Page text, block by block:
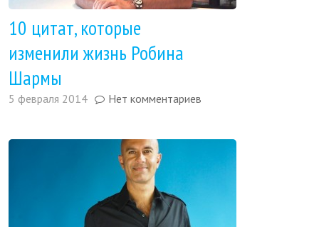
10 цитат, которые
изменили жизнь Робина
Шармы
5 февраля 2014 Нет комментариев